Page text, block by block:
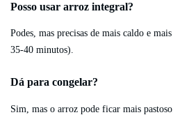
Posso usar arroz integral?
Podes, mas precisas de mais caldo e
35-40 minutos).
Dá para congelar?
Sim, mas o arroz pode ficar mais